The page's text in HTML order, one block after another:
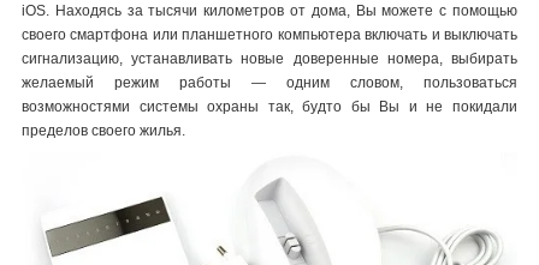
iOS. Находясь за тысячи километров от дома, Вы можете с помощью
своего смартфона или планшетного компьютера включать и выключать
сигнализацию, устанавливать новые доверенные номера, выбирать
желаемый режим работы — одним словом, пользоваться
возможностями системы охраны так, будто бы Вы и не покидали
пределов своего жилья.